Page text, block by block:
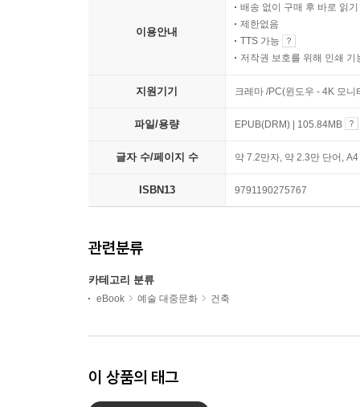
이용안내
배송 없이 구매 후 바로 읽기
제한없음
TTS 가능
저작권 보호를 위해 인쇄 기
지원기기 크레마 /PC(윈도우 - 4K 모
파일/용량 EPUB(DRM) | 105.84MB
글자 수/페이지 수 약 7.2만자, 약 2.3만 단어,
ISBN13 9791190275767
관련분류
카테고리 분류
eBook 예술 대중문화 건축
이 상품의 태그